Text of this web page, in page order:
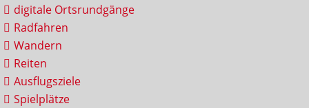
digitale Ortsrundgänge
Radfahren
Wandern
Reiten
Ausflugsziele
Spielplätze